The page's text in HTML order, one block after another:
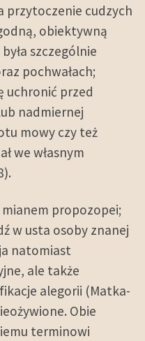
przytoczenie cudzych
obiektywną
szczególnie
pochwałach;
uchronić przed
nadmiernej
mowy czy też
we własnym
propozopei;
w usta osoby znanej
natomiast
ale także
alegorii (Matka-
Obie
terminowi